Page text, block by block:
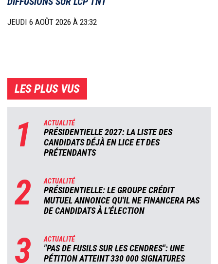
JEUDI 6 AOÛT 2026 À 23:32
LES PLUS VUS
1 ACTUALITÉ
PRÉSIDENTIELLE 2027: LA LISTE DES
CANDIDATS DÉJÀ EN LICE ET DES
PRÉTENDANTS
2 ACTUALITÉ
PRÉSIDENTIELLE: LE GROUPE CRÉDIT
MUTUEL ANNONCE QU'IL NE FINANCERA PAS
DE CANDIDATS À L'ÉLECTION
3 ACTUALITÉ
"PAS DE FUSILS SUR LES CENDRES": UNE
PÉTITION ATTEINT 330 000 SIGNATURES